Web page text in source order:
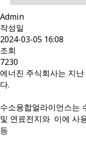
Admin
작성일
2024-03-05 16:08
조회
7230
에너진 주식회사는 지
다.
수소융합얼라이언스는
및 연료전지와 이에 사
등